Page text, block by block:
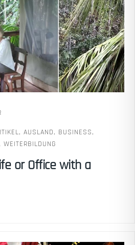
, AUSLAND, BUSINESS,
WEITERBILDUNG
or Office with a